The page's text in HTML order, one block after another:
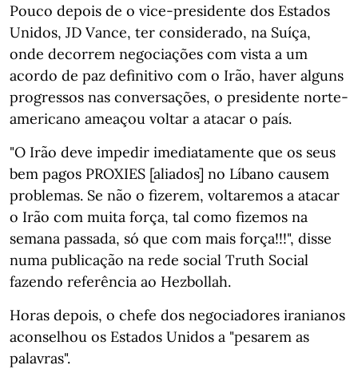
Pouco depois de o vice-presidente dos Estados
Unidos, JD Vance, ter considerado, na Suíça,
onde decorrem negociações com vista a um
acordo de paz definitivo com o Irão, haver alguns
progressos nas conversações, o presidente norte-
americano ameaçou voltar a atacar o país.
"O Irão deve impedir imediatamente que os seus
bem pagos PROXIES [aliados] no Líbano causem
problemas. Se não o fizerem, voltaremos a atacar
o Irão com muita força, tal como fizemos na
semana passada, só que com mais força!!!", disse
numa publicação na rede social Truth Social
fazendo referência ao Hezbollah.
Horas depois, o chefe dos negociadores iranianos
aconselhou os Estados Unidos a "pesarem as
palavras".